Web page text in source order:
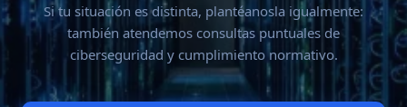
Si tu situación es distinta, plantéanosla igualmente:
también atendemos consultas puntuales de
ciberseguridad y cumplimiento normativo.